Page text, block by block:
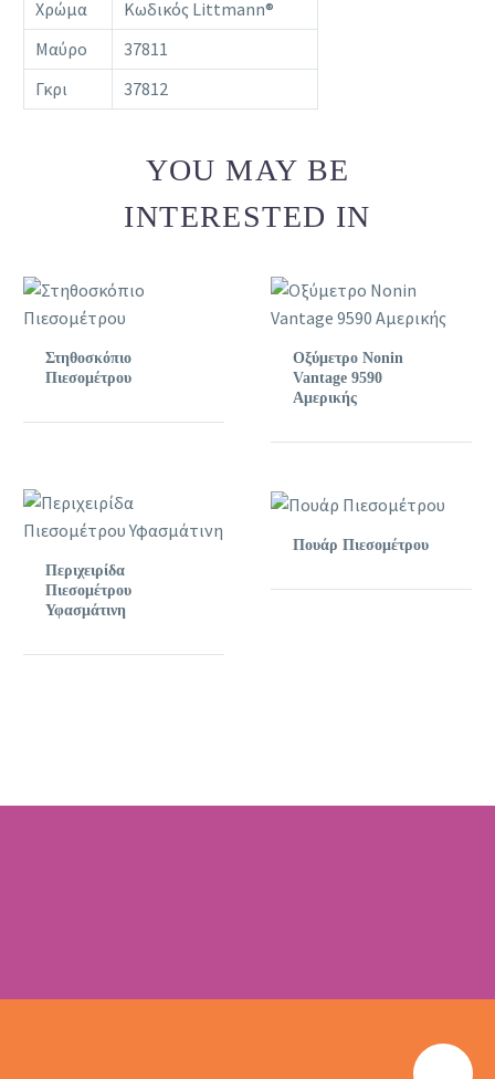
Χρώμα
Κωδικός Littmann®
Μαύρο
37811
Γκρι
37812
YOU MAY BE
INTERESTED IN
Στηθοσκόπιο
Πιεσομέτρου
Οξύμετρο Nonin
Vantage 9590
Αμερικής
Περιχειρίδα
Πιεσομέτρου
Υφασμάτινη
Πουάρ Πιεσομέτρου